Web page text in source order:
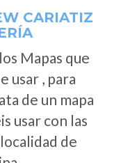
CARIATIZ
Mapas que
usar , para
de un mapa
usar con las
de